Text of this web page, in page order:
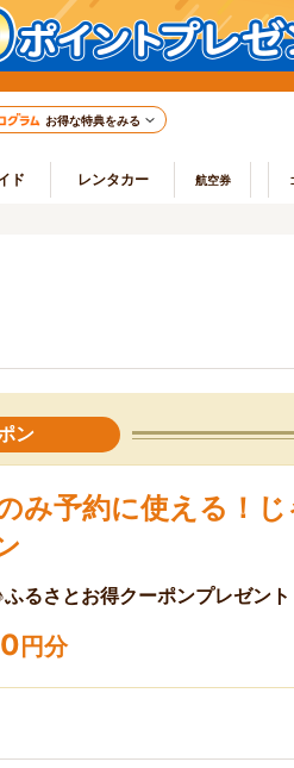
お得な特典をみる
ド レンタカー 航空券
ン
み予約に使える！じ
るさとお得クーポンプレゼント
円分